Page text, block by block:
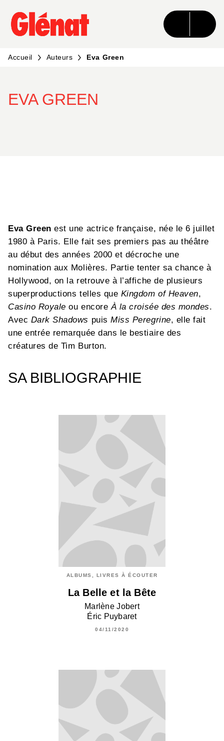
MENU RECHERCHE CONTENU
PIED DE PAGE
Accueil Auteurs Eva Green
EVA GREEN
Eva Green est une actrice française, née le 6 juillet
1980 à Paris. Elle fait ses premiers pas au théâtre
au début des années 2000 et décroche une
nomination aux Molières. Partie tenter sa chance à
Hollywood, on la retrouve à l’affiche de plusieurs
superproductions telles que Kingdom of Heaven,
Casino Royale ou encoreÀ la croisée des mondes.
Avec Dark Shadows puisMiss Peregrine, elle fait
une entrée remarquée dans le bestiaire des
créatures de Tim Burton.
SA BIBLIOGRAPHIE
ALBUMS, LIVRES À ÉCOUTER
La Belle et la Bête
Marlène Jobert
Éric Puybaret
04/11/2020